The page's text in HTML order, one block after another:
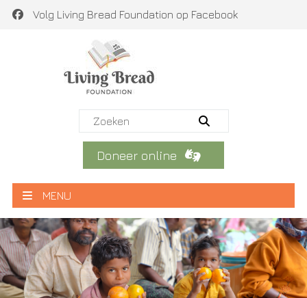
Volg Living Bread Foundation op Facebook
Doneer online
MENU